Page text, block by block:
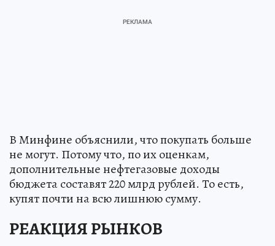
В Минфине объяснили, что покупать больше
не могут. Потому что, по их оценкам,
дополнительные нефтегазовые доходы
бюджета составят 220 млрд рублей. То есть,
купят почти на всю лишнюю сумму.
РЕАКЦИЯ РЫНКОВ